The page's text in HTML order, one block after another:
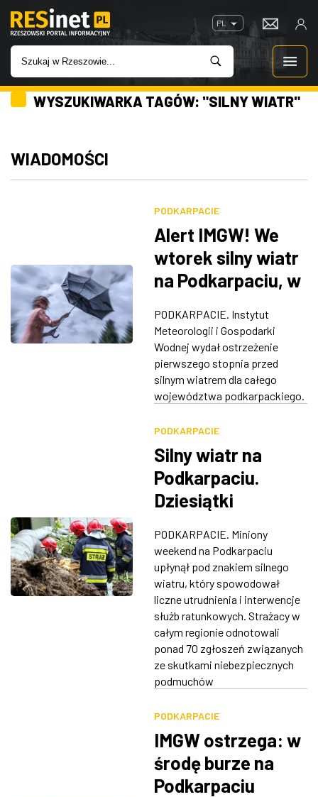
PL
WIADOMOŚCI
INWESTYCJE
W KINACH
GASTRONOMIA
ZDJĘCIA
WYSZUKIWARKA TAGÓW: "SILNY WIATR"
WIADOMOŚCI
PODKARPACIE
Alert IMGW! We
wtorek silny wiatr
na Podkarpaciu, w
km/h
PODKARPACIE. Instytut
Meteorologii i Gospodarki
Wodnej wydał ostrzeżenie
pierwszego stopnia przed
silnym wiatrem dla całego
województwa podkarpackiego.
PODKARPACIE
Silny wiatr na
Podkarpaciu.
Dziesiątki
strażaków,
wydano kolejne
ostrzeżenia
PODKARPACIE. Miniony
weekend na Podkarpaciu
upłynął pod znakiem silnego
wiatru, który spowodował
liczne utrudnienia i interwencje
służb ratunkowych. Strażacy w
całym regionie odnotowali
ponad 70 zgłoszeń związanych
ze skutkami niebezpiecznych
podmuchów
PODKARPACIE
IMGW ostrzega: w
środę burze na
Podkarpaciu